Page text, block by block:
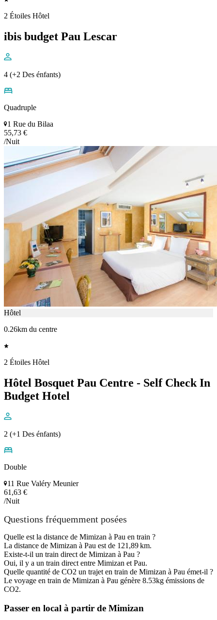
2 Étoiles Hôtel
ibis budget Pau Lescar
4 (+2 Des énfants)
Quadruple
1 Rue du Bilaa
55,73 €
/Nuit
Hôtel
0.26km du centre
2 Étoiles Hôtel
Hôtel Bosquet Pau Centre - Self Check In
Budget Hotel
2 (+1 Des énfants)
Double
11 Rue Valéry Meunier
61,63 €
/Nuit
Questions fréquemment posées
Quelle est la distance de Mimizan à Pau en train ?
La distance de Mimizan à Pau est de 121,89 km.
Existe-t-il un train direct de Mimizan à Pau ?
Oui, il y a un train direct entre Mimizan et Pau.
Quelle quantité de CO2 un trajet en train de Mimizan à Pau émet-il ?
Le voyage en train de Mimizan à Pau génère 8.53kg émissions de
CO2.
Passer en local à partir de Mimizan